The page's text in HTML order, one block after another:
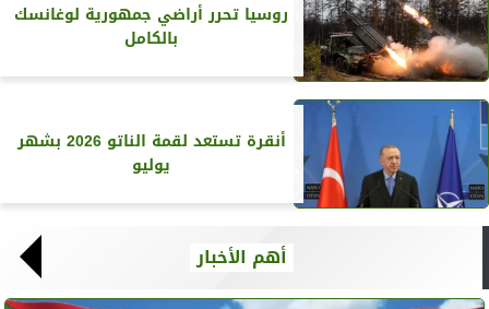
روسيا تحرر أراضي جمهورية لوغانسك
بالكامل
أنقرة تستعد لقمة الناتو 2026 بشهر
يوليو
أهم الأخبار